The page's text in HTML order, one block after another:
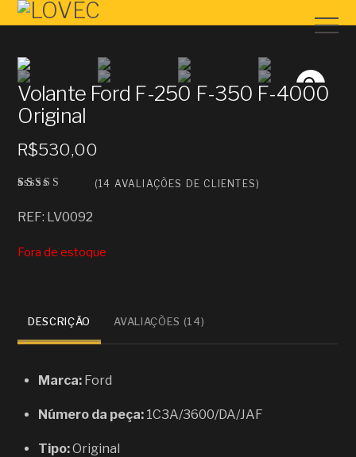
Volante Ford F-250 F-350 F-4000
Original
R$530,00
do
como
com
client
(14 AVALIAÇÕES DE CLIENTES)
REF: LV0092
Fora de estoque
DESCRIÇÃO AVALIAÇÕES (14)
Marca: Ford
Número da peça: 1C3A/3600/DA/JAF
Tipo:Original